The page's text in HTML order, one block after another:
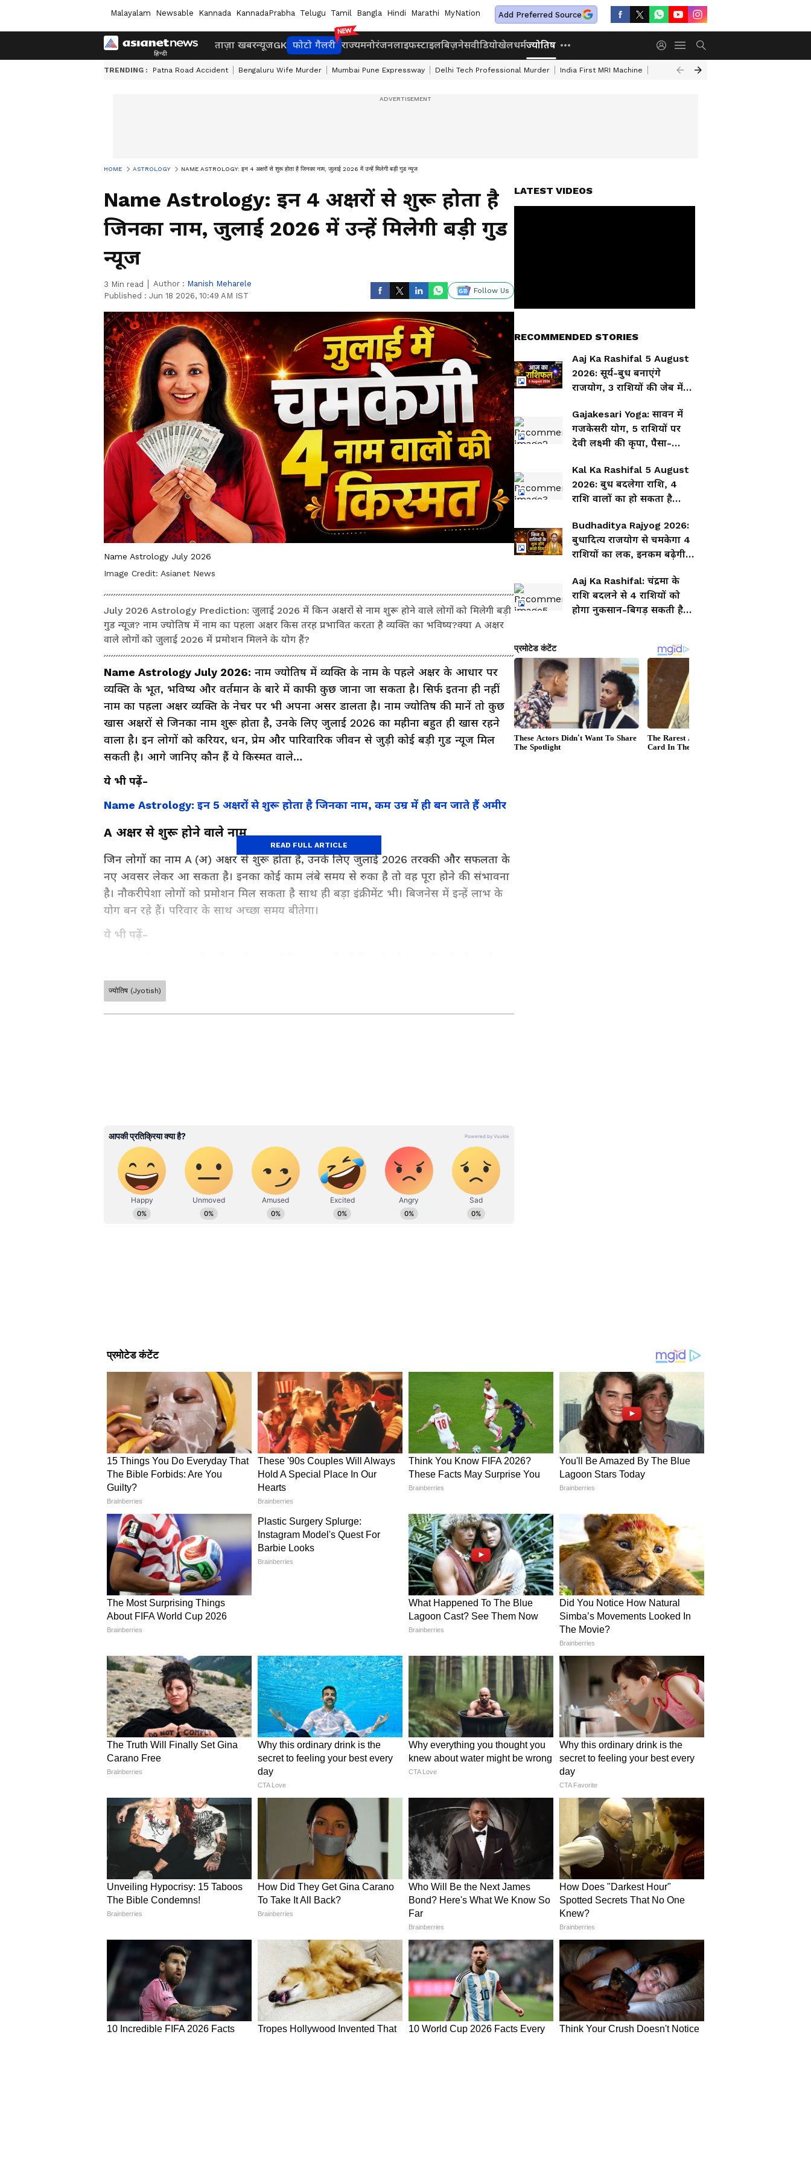
Malayalam Newsable Kannada KannadaPrabha Telugu Tamil Bangla Hindi Marathi MyNation Add Preferred Source
ताज़ा खबरन्यूजGK फोटो गैलरी राज्यमनोरंजनलाइफस्टाइलबिज़नेसवीडियोखेलधर्मज्योतिष
TRENDING : Patna Road Accident Bengaluru Wife Murder Mumbai Pune Expressway Delhi Tech Professional Murder India First MRI Machine Independence Day Speech In Hindi
HOME ASTROLOGY NAME ASTROLOGY: इन 4 अक्षरों से शुरू होता है जिनका नाम, जुलाई 2026 में उन्हें मिलेगी बड़ी गुड न्यूज
Name Astrology: इन 4 अक्षरों से शुरू होता है
जिनका नाम, जुलाई 2026 में उन्हें मिलेगी बड़ी गुड
न्यूज
3 Min read Author : Manish Meharele
Published : Jun 18 2026, 10:49 AM IST
Follow Us
Name Astrology July 2026
Image Credit: Asianet News
July 2026 Astrology Prediction: जुलाई 2026 में किन अक्षरों से नाम शुरू होने वाले लोगों को मिलेगी बड़ी
गुड न्यूज? नाम ज्योतिष में नाम का पहला अक्षर किस तरह प्रभावित करता है व्यक्ति का भविष्य?क्या A अक्षर
वाले लोगों को जुलाई 2026 में प्रमोशन मिलने के योग हैं?
Name Astrology July 2026: नाम ज्योतिष में व्यक्ति के नाम के पहले अक्षर के आधार पर
व्यक्ति के भूत, भविष्य और वर्तमान के बारे में काफी कुछ जाना जा सकता है। सिर्फ इतना ही नहीं
नाम का पहला अक्षर व्यक्ति के नेचर पर भी अपना असर डालता है। नाम ज्योतिष की मानें तो कुछ
खास अक्षरों से जिनका नाम शुरू होता है, उनके लिए जुलाई 2026 का महीना बहुत ही खास रहने
वाला है। इन लोगों को करियर, धन, प्रेम और पारिवारिक जीवन से जुड़ी कोई बड़ी गुड न्यूज मिल
सकती है। आगे जानिए कौन हैं ये किस्मत वाले…
ये भी पढ़ें-
Name Astrology: इन 5 अक्षरों से शुरू होता है जिनका नाम, कम उम्र में ही बन जाते हैं अमीर
A अक्षर से शुरू होने वाले नाम
जिन लोगों का नाम A (अ) अक्षर से शुरू होता है, उनके लिए जुलाई 2026 तरक्की और सफलता के
नए अवसर लेकर आ सकता है। इनका कोई काम लंबे समय से रुका है तो वह पूरा होने की संभावना
है। नौकरीपेशा लोगों को प्रमोशन मिल सकता है साथ ही बड़ा इंक्रीमेंट भी। बिजनेस में इन्हें लाभ के
योग बन रहे हैं। परिवार के साथ अच्छा समय बीतेगा।
ये भी पढ़ें-
M अक्षर से शुरू होने वाले नाम
जिन लोगों का नाम R (आर) अक्षर से शुरू होता है, उनकी पहले की गई मेहनत जुलाई 2026 में रंग
व्यक्ति से मुलाकात भविष्य में लाभदायक साबित हो सकती है। आर्थिक स्थिति पहले से मजबूत होगी
और परिवार में कोई शुभ कार्य होने के योग हैं।
Disclaimer
इस आर्टिकल में जो जानकारी है, वो ज्योतिषियों द्वारा बताई गईं हैं। हम सिर्फ इस जानकारी को
आप तक पहुंचाने का एक माध्यम हैं। यूजर्स इन जानकारियों को सिर्फ सूचना ही मानें।
READ FULL ARTICLE
Jyotish Gyan in Hindi (ज्योतिष ज्ञान): Read latest Jyotish tips in Hindi, Kundali
जीव विज्ञान में बीएससी स्नातक हैं । करियर की शुरुआत स्थानीय अखबार दैनिक अवंतिका से की। 2010 से 2019 तक
दैनिक भास्कर डॉट कॉम में धर्म डेस्क पर काम किया है।
ज्योतिष (Jyotish)
LATEST VIDEOS
RECOMMENDED STORIES
Aaj Ka Rashifal 5 August
2026: सूर्य-बुध बनाएंगे
राजयोग, 3 राशियों की जेब में
बिजनेस
Gajakesari Yoga: सावन में
गजकेसरी योग, 5 राशियों पर
देवी लक्ष्मी की कृपा, पैसा-
संकेत
Kal Ka Rashifal 5 August
2026: बुध बदलेगा राशि, 4
राशि वालों का हो सकता है
Budhaditya Rajyog 2026:
बुधादित्य राजयोग से चमकेगा 4
राशियों का लक, इनकम बढ़ेगी-
Aaj Ka Rashifal: चंद्रमा के
राशि बदलने से 4 राशियों को
होगा नुकसान-बिगड़ सकती है